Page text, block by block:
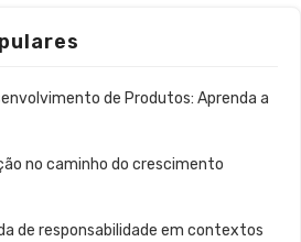
de Produtos: Aprenda a
no caminho do crescimento
de responsabilidade em contextos